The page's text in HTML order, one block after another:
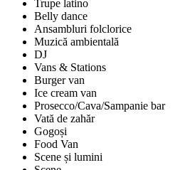
Trupe latino
Belly dance
Ansambluri folclorice
Muzică ambientală
DJ
Vans & Stations
Burger van
Ice cream van
Prosecco/Cava/Sampanie bar
Vată de zahăr
Gogoși
Food Van
Scene și lumini